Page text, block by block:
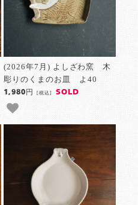
(2026年7月) よしざわ窯 木
彫りのくまのお皿 よ40
1,980円 [税込] SOLD